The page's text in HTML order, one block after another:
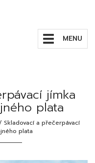
Zobrazit/skrýt
navigaci
jímka
plata
Skladovací a přečerpávací
plata